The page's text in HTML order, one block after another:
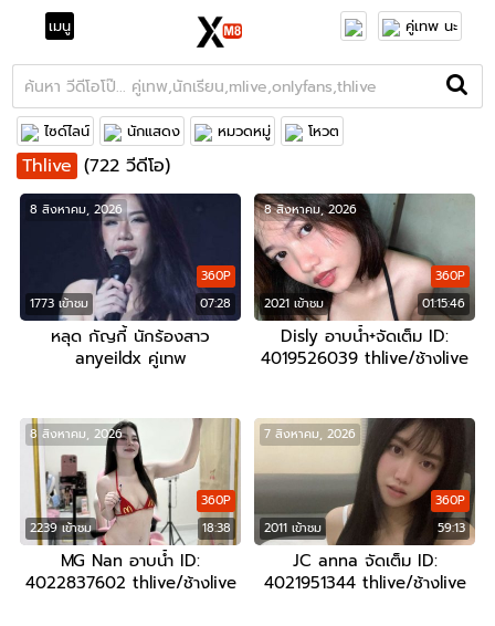
เมนู คู่เทพ นะ
ไซด์ไลน์ นักแสดง หมวดหมู่ โหวต
Thlive (722 วีดีโอ)
1773 เข้าชม 07:28
360P
8 สิงหาคม, 2026
หลุด กัญกี้ นักร้องสาว
anyeildx คู่เทพ
2021 เข้าชม 01:15:46
360P
8 สิงหาคม, 2026
Disly อาบน้ำ+จัดเต็ม ID:
4019526039 thlive/ช้างlive
2239 เข้าชม 18:38
360P
8 สิงหาคม, 2026
MG Nan อาบน้ำ ID:
4022837602 thlive/ช้างlive
2011 เข้าชม 59:13
360P
7 สิงหาคม, 2026
JC anna จัดเต็ม ID:
4021951344 thlive/ช้างlive